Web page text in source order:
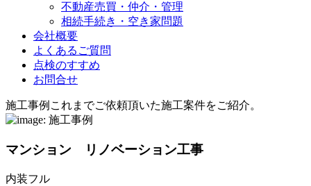
不動産売買・仲介・管理
相続手続き・空き家問題
会社概要
よくあるご質問
点検のすすめ
お問合せ
施工事例 これまでご依頼頂いた施工案件をご紹介。
マンション リノベーション工事
内装フル